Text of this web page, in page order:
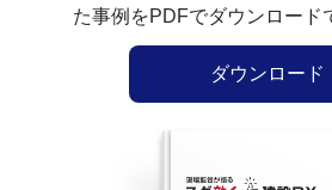
た事例をPDFでダウンロード
ダウンロード